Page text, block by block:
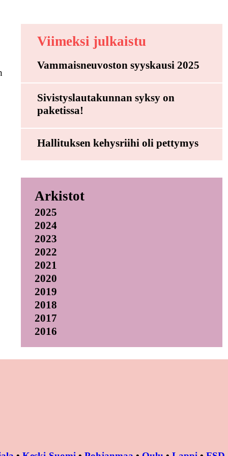
Viimeksi julkaistu
Vammaisneuvoston syyskausi 2025
Sivistyslautakunnan syksy on
paketissa!
Hallituksen kehysriihi oli pettymys
Arkistot
2025
2024
2023
2022
2021
2020
2019
2018
2017
2016